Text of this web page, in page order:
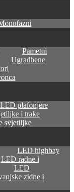
Pametni
Ugradbene
LED plafonjere
i trake
svjetiljke
LED highbay
LED radne i
LED
zidne i